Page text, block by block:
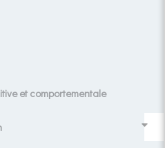
et comportementale